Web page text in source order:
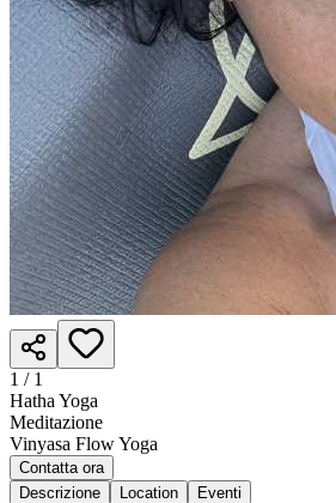
1 / 1
Hatha Yoga
Meditazione
Vinyasa Flow Yoga
Contatta ora
Descrizione
Location Eventi